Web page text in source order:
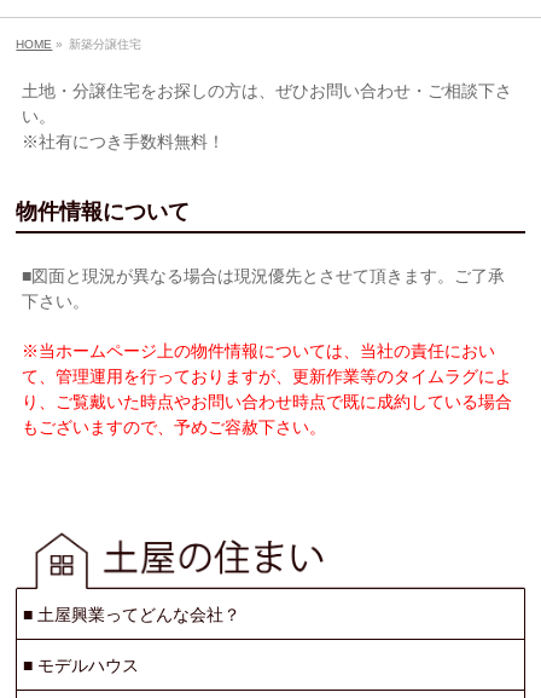
HOME » 新築分譲住宅
土地・分譲住宅をお探しの方は、ぜひお問い合わせ・ご相談下さ
い。
※社有につき手数料無料！
物件情報について
■図面と現況が異なる場合は現況優先とさせて頂きます。ご了承
下さい。
※当ホームページ上の物件情報については、当社の責任におい
て、管理運用を行っておりますが、更新作業等のタイムラグによ
り、ご覧戴いた時点やお問い合わせ時点で既に成約している場合
もございますので、予めご容赦下さい。
■ 土屋興業ってどんな会社？
■ モデルハウス